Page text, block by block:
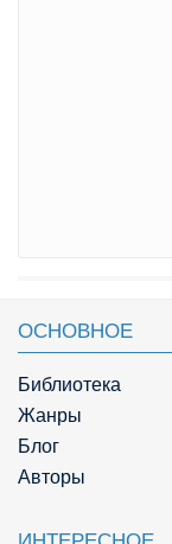
ОСНОВНОЕ
Библиотека
Жанры
Блог
Авторы